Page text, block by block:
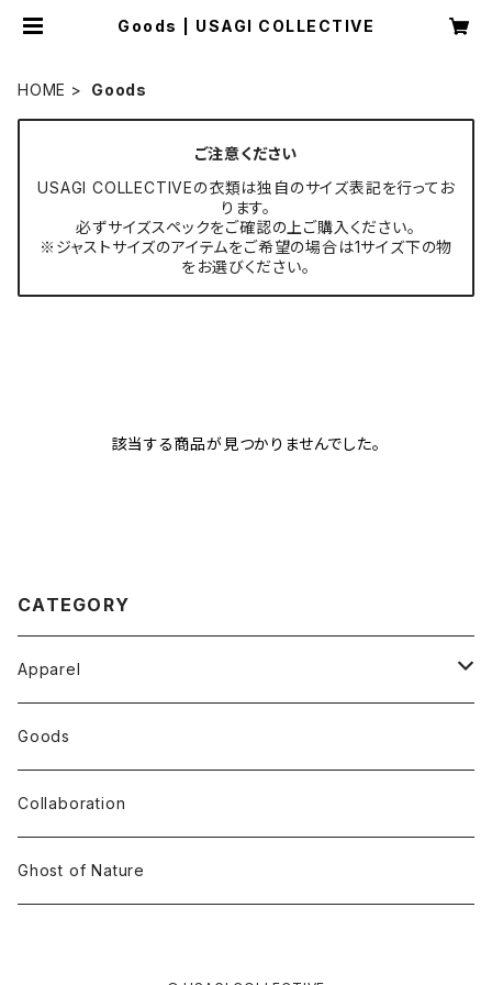
Goods | USAGI COLLECTIVE
HOME Goods
ご注意ください
USAGI COLLECTIVEの衣類は独自のサイズ表記を行ってお
ります。
必ずサイズスペックをご確認の上ご購入ください。
※ジャストサイズのアイテムをご希望の場合は1サイズ下の物
をお選びください。
該当する商品が見つかりませんでした。
CATEGORY
Apparel
Tops
T-shirt
Long Sleeve
Accessory
Goods
Collaboration
Ghost of Nature